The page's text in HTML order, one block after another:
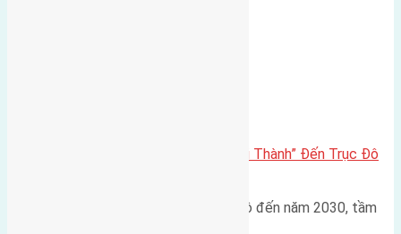
Đông Anh 2026: Từ “Huyện Ngoại Thành” Đến Trục Đô
Trong bối cảnh Quy hoạch Thủ đô đến năm 2030, tầm